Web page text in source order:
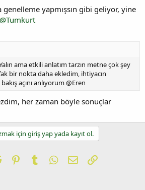
yapmışsın gibi geliyor, yine
@Tumkurt
ama etkili anlatım tarzın metne çok şey
bir nokta daha ekledim, ihtiyacın
açını anlıyorum @Eren
her zaman böyle sonuçlar
için giriş yap yada kayıt ol.
Reddit PinterestTumblrWhatsApp
E-postaLink